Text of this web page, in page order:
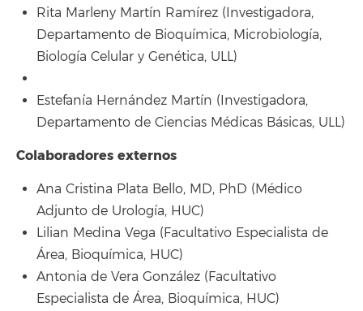
Rita Marleny Martín Ramírez (Investigadora,
Departamento de Bioquímica, Microbiología,
Biología Celular y Genética, ULL)
Estefanía Hernández Martín (Investigadora,
Departamento de Ciencias Médicas Básicas, ULL)
Colaboradores externos
Ana Cristina Plata Bello, MD, PhD (Médico
Adjunto de Urología, HUC)
Lilian Medina Vega (Facultativo Especialista de
Área, Bioquímica, HUC)
Antonia de Vera González (Facultativo
Especialista de Área, Bioquímica, HUC)